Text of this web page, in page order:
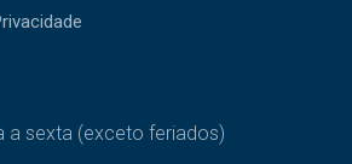
a sexta (exceto feriados)